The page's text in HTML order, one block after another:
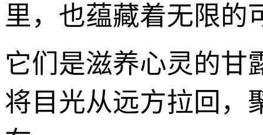
里，也蕴藏着无限的
它们是滋养心灵的甘
将目光从远方拉回，